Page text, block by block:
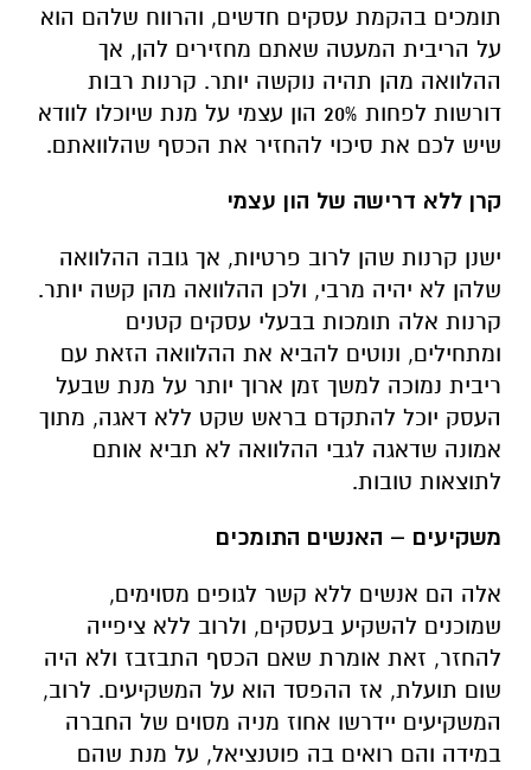
תומכים בהקמת עסקים חדשים, והרווח שלהם הוא
על הריבית המעטה שאתם מחזירים להן, אך
ההלוואה מהן תהיה נוקשה יותר. קרנות רבות
דורשות לפחות 20% הון עצמי על מנת שיוכלו לוודא
שיש לכם את סיכוי להחזיר את הכסף שהלוואתם.
קרן ללא דרישה של הון עצמי
ישנן קרנות שהן לרוב פרטיות, אך גובה ההלוואה
שלהן לא יהיה מרבי, ולכן ההלוואה מהן קשה יותר.
קרנות אלה תומכות בבעלי עסקים קטנים
ומתחילים, ונוטים להביא את ההלוואה הזאת עם
ריבית נמוכה למשך זמן ארוך יותר על מנת שבעל
העסק יוכל להתקדם בראש שקט ללא דאגה, מתוך
אמונה שדאגה לגבי ההלוואה לא תביא אותם
לתוצאות טובות.
משקיעים – האנשים התומכים
אלה הם אנשים ללא קשר לגופים מסוימים,
שמוכנים להשקיע בעסקים, ולרוב ללא ציפייה
להחזר, זאת אומרת שאם הכסף התבזבז ולא היה
שום תועלת, אז ההפסד הוא על המשקיעים. לרוב,
המשקיעים יידרשו אחוז מניה מסוים של החברה
במידה והם רואים בה פוטנציאל, על מנת שהם